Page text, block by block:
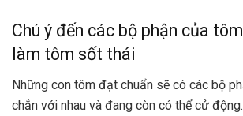
Chú ý đến các bộ phận của
làm tôm sốt thái
Những con tôm đạt chuẩn sẽ có các bộ
chắn với nhau và đang còn có thể cử